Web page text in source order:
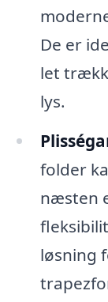
De er
let
lys.
folder
næsten
løsning